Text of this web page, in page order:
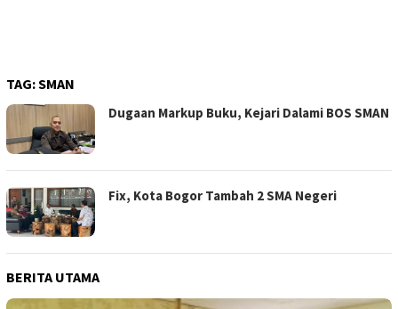
TAG:SMAN
Dugaan Markup Buku, Kejari Dalami BOS SMAN
Fix, Kota Bogor Tambah 2 SMA Negeri
BERITA UTAMA